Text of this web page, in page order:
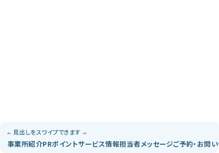
見出しをスワイプできます
事業所紹介PRポイントサービス情報担当者メッセージご予約・お問